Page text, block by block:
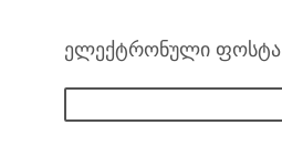
ელექტრონული ფოსტა